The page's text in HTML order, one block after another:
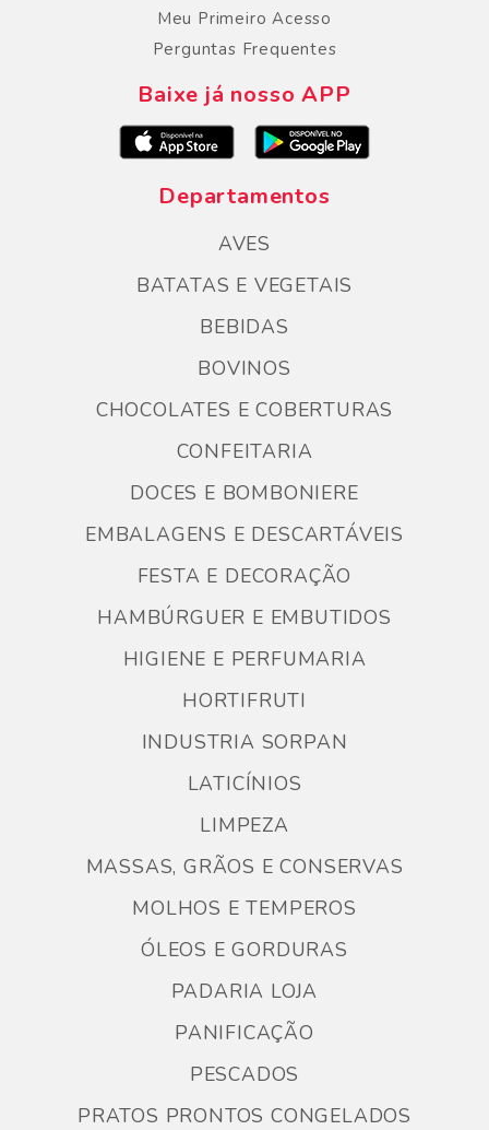
Meu Primeiro Acesso
Perguntas Frequentes
Baixe já nosso APP
Departamentos
AVES
BATATAS E VEGETAIS
BEBIDAS
BOVINOS
CHOCOLATES E COBERTURAS
CONFEITARIA
DOCES E BOMBONIERE
EMBALAGENS E DESCARTÁVEIS
FESTA E DECORAÇÃO
HAMBÚRGUER E EMBUTIDOS
HIGIENE E PERFUMARIA
HORTIFRUTI
INDUSTRIA SORPAN
LATICÍNIOS
LIMPEZA
MASSAS, GRÃOS E CONSERVAS
MOLHOS E TEMPEROS
ÓLEOS E GORDURAS
PADARIA LOJA
PANIFICAÇÃO
PESCADOS
PRATOS PRONTOS CONGELADOS